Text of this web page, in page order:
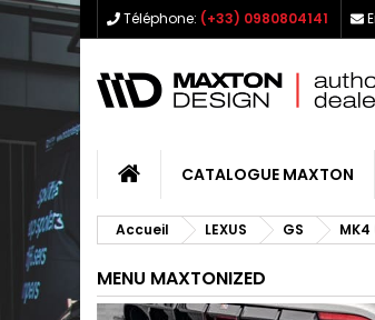
Téléphone: (+33) 0980804141
CATALOGUE MAXTON
Accueil LEXUS GS MK4
MENU MAXTONIZED